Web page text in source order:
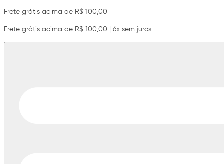
Frete grátis acima de R$ 100,00
Frete grátis acima de R$ 100,00 | 6x sem juros